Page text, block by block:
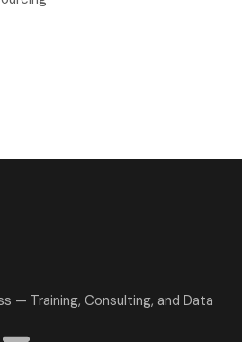
— Training, Consulting, and Data